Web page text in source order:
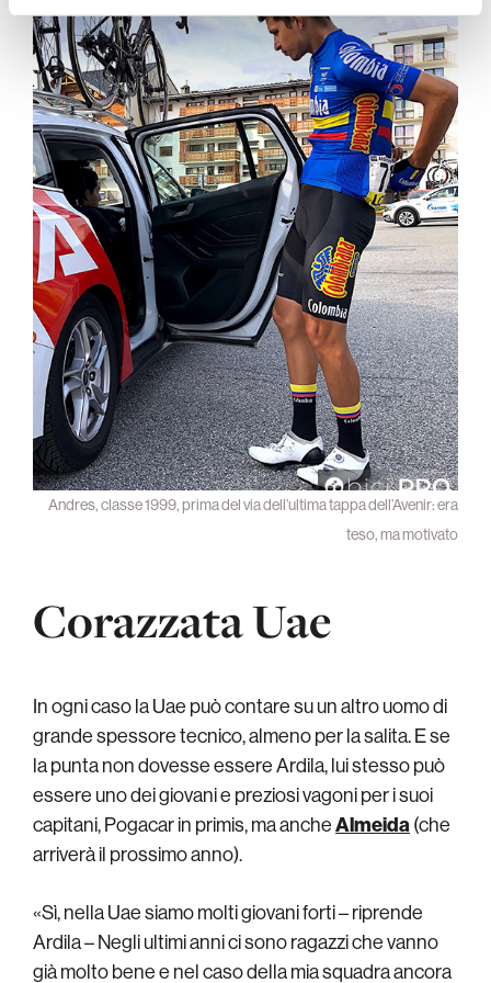
Andres, classe 1999, prima del via dell’ultima tappa dell’Avenir: era
teso, ma motivato
Corazzata Uae
In ogni caso la Uae può contare su un altro uomo di
grande spessore tecnico, almeno per la salita. E se
la punta non dovesse essere Ardila, lui stesso può
essere uno dei giovani e preziosi vagoni per i suoi
capitani, Pogacar in primis, ma ancheAlmeida(che
arriverà il prossimo anno).
«Sì, nella Uae siamo molti giovani forti – riprende
Ardila – Negli ultimi anni ci sono ragazzi che vanno
già molto bene e nel caso della mia squadra ancora